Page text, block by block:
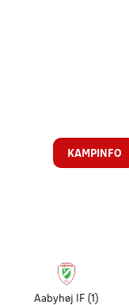
KAMPINFO
Aabyhøj IF (1)